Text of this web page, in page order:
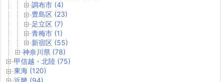
調布市 (4)
豊島区 (23)
足立区 (7)
青梅市 (1)
新宿区 (55)
神奈川県 (78)
甲信越・北陸 (75)
東海 (120)
近畿 (94)